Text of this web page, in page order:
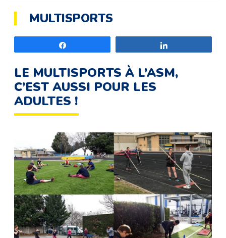
MULTISPORTS
LE MULTISPORTS À L’ASM,
C’EST AUSSI POUR LES
ADULTES !